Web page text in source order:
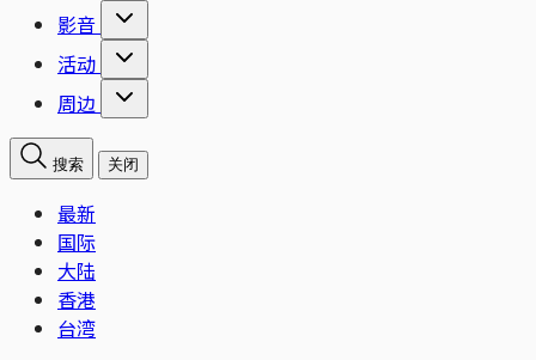
影音
活动
周边
搜索 关闭
最新
国际
大陆
香港
台湾